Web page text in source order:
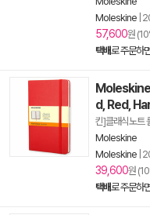
Moleskine
57,600원
택배로 주문하
d, Red,
킨]클래식노트
Moleskine
Moleskine
39,600원
택배로 주문하